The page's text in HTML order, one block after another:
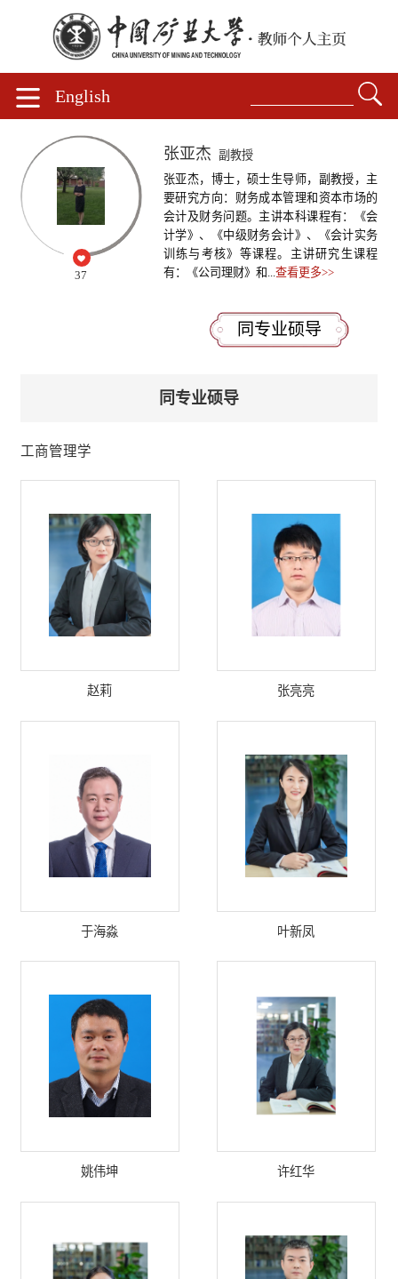
English
37
张亚杰
副教授
张亚杰，博士，硕士生导师，副教授，主
要研究方向：财务成本管理和资本市场的
会计及财务问题。主讲本科课程有：《会
计学》、《中级财务会计》、《会计实务
训练与考核》等课程。主讲研究生课程
有：《公司理财》和... 查看更多>>
同专业硕导
同专业硕导
工商管理学
赵莉 张亮亮
于海淼 叶新凤
姚伟坤 许红华